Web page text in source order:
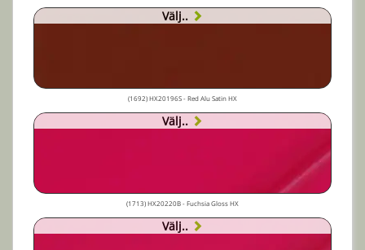
Välj..
(1692) HX20196S - Red Alu Satin HX
Välj..
(1713) HX20220B - Fuchsia Gloss HX
Välj..